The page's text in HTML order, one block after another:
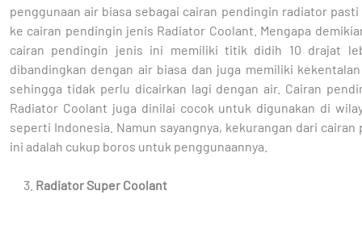
penggunaan air biasa sebagai cairan pendingin radiator
ke cairan pendingin jenis Radiator Coolant. Mengapa
cairan pendingin jenis ini memiliki titik didih 10 drajat
dibandingkan dengan air biasa dan juga memiliki
sehingga tidak perlu dicairkan lagi dengan air. Cairan
Radiator Coolant juga dinilai cocok untuk digunakan di
seperti Indonesia. Namun sayangnya, kekurangan dari cairan
ini adalah cukup boros untuk penggunaannya.
Radiator Super Coolant